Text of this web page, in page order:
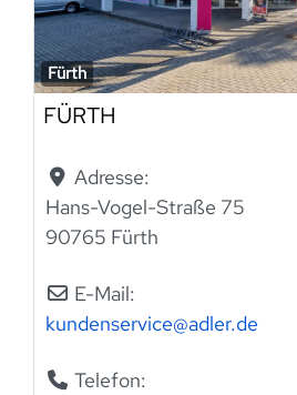
Fürth
FÜRTH
Adresse:
Hans-Vogel-Straße 75
90765 Fürth
E-Mail:
kundenservice@adler.de
Telefon: